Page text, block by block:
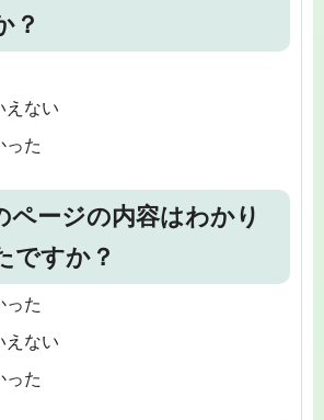
？
えない
った
ページの内容はわかり
ですか？
った
えない
った